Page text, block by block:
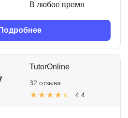
В любое время
Подробнее
TutorOnline
4.4
32 отзыва